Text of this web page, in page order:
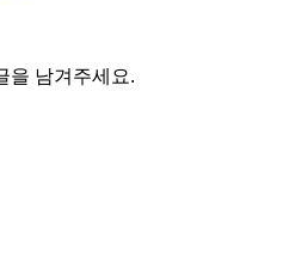
을 남겨주세요.